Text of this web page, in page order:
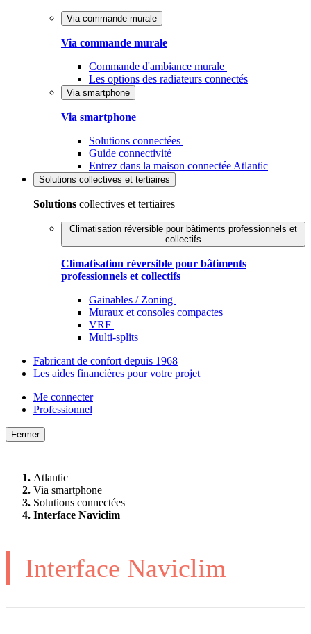
Via commande murale
Via commande murale
Commande d'ambiance murale
Les options des radiateurs connectés
Via smartphone
Via smartphone
Solutions connectées
Guide connectivité
Entrez dans la maison connectée Atlantic
Solutions collectives et tertiaires
Solutions collectives et tertiaires
Climatisation réversible pour bâtiments professionnels et
collectifs
Climatisation réversible pour bâtiments
professionnels et collectifs
Gainables / Zoning
Muraux et consoles compactes
VRF
Multi-splits
Fabricant de confort depuis 1968
Les aides financières pour votre projet
Me connecter
Professionnel
Fermer
Atlantic
Via smartphone
Solutions connectées
Interface Naviclim
Interface Naviclim